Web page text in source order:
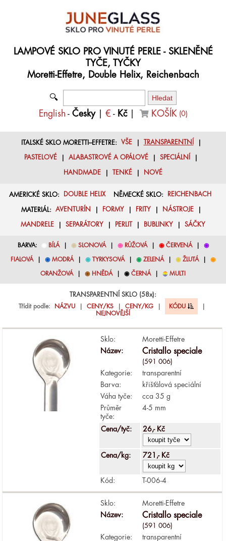
LAMPOVÉ SKLO PRO VINUTÉ PERLE - SKLENĚNÉ
TYČE, TYČKY
Moretti-Effetre, Double Helix, Reichenbach
🔍
English - Česky| € - Kč| KOŠÍK (0)
ITALSKÉ SKLO MORETTI–EFFETRE: VŠE| TRANSPARENTNÍ
PASTELOVÉ ALABASTROVÉ A OPÁLOVÉ SPECIÁLNÍ
HANDMADE TENKÉ NOVÉ
AMERICKÉ SKLO: DOUBLE HELIXNĚMECKÉ SKLO: REICHENBACH
MATERIÁL: AVENTURÍN FORMY FRITY NÁSTROJE|
MANDRELE SEPARÁTORY PERLIT BUBLINKY SÁČKY
BARVA: ◉ BÍLÁ| ◉ SLONOVÁ| ◉ RŮŽOVÁ| ◉ ČERVENÁ| ◉
FIALOVÁ| ◉ MODRÁ| ◉ TYRKYSOVÁ| ◉ ZELENÁ| ◉ ŽLUTÁ| ◉
ORANŽOVÁ| ◉ HNĚDÁ| ◉ ČERNÁ| ◉ MULTI
TRANSPARENTNÍ SKLO (58x):
Třídit podle:
NÁZVU CENY/KS CENY/KG KÓDU
NEJNOVĚJŠÍ
Sklo:
Moretti-Effetre
Název:
Cristallo speciale
(591 006)
Kategorie:
transparentní
Barva:
křišťálová speciální
Váha tyče:
cca 35 g
Průměr
tyče:
4-5 mm
Cena/tyč: 26,- Kč
Cena/kg: 721,- Kč
Kód: T-006-4
Sklo:
Moretti-Effetre
Název:
Cristallo speciale
(591 006)
Kategorie:
transparentní